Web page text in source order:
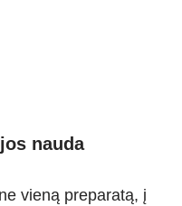
nauda
vieną preparatą, į